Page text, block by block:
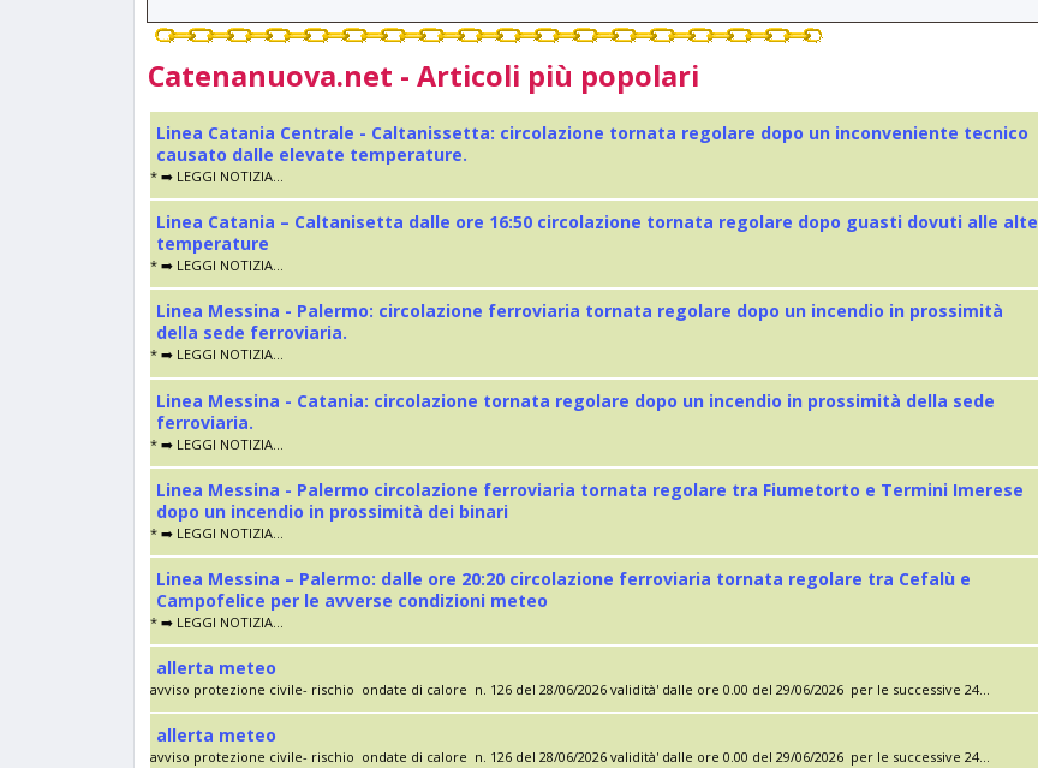
Catenanuova.net - Articoli più popolari
Linea Catania Centrale - Caltanissetta: circolazione tornata regolare dopo un inconveniente tecnico
causato dalle elevate temperature.
* ➡️ LEGGI NOTIZIA...
Linea Catania – Caltanisetta dalle ore 16:50 circolazione tornata regolare dopo guasti dovuti alle alte
temperature
* ➡️ LEGGI NOTIZIA...
Linea Messina - Palermo: circolazione ferroviaria tornata regolare dopo un incendio in prossimità
della sede ferroviaria.
* ➡️ LEGGI NOTIZIA...
Linea Messina - Catania: circolazione tornata regolare dopo un incendio in prossimità della sede
ferroviaria.
* ➡️ LEGGI NOTIZIA...
Linea Messina - Palermo circolazione ferroviaria tornata regolare tra Fiumetorto e Termini Imerese
dopo un incendio in prossimità dei binari
* ➡️ LEGGI NOTIZIA...
Linea Messina – Palermo: dalle ore 20:20 circolazione ferroviaria tornata regolare tra Cefalù e
Campofelice per le avverse condizioni meteo
* ➡️ LEGGI NOTIZIA...
allerta meteo
avviso protezione civile- rischio ondate di calore n. 126 del 28/06/2026 validità' dalle ore 0.00 del 29/06/2026 per le successive 24...
allerta meteo
avviso protezione civile- rischio ondate di calore n. 126 del 28/06/2026 validità' dalle ore 0.00 del 29/06/2026 per le successive 24...